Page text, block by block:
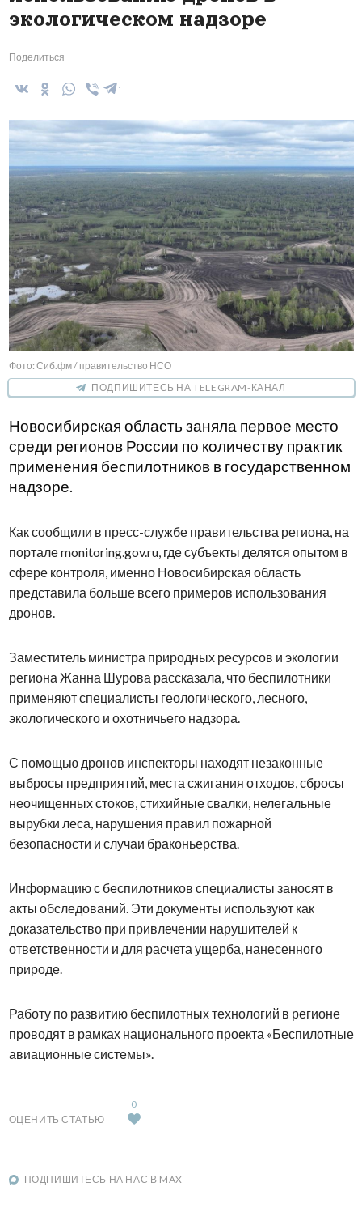
экологическом надзоре
Поделиться
Фото: Сиб.фм / правительство НСО
ПОДПИШИТЕСЬ НА TELEGRAM-КАНАЛ
Новосибирская область заняла первое место
среди регионов России по количеству практик
применения беспилотников в государственном
надзоре.
Как сообщили в пресс-службе правительства региона, на
портале monitoring.gov.ru, где субъекты делятся опытом в
сфере контроля, именно Новосибирская область
представила больше всего примеров использования
дронов.
Заместитель министра природных ресурсов и экологии
региона Жанна Шурова рассказала, что беспилотники
применяют специалисты геологического, лесного,
экологического и охотничьего надзора.
С помощью дронов инспекторы находят незаконные
выбросы предприятий, места сжигания отходов, сбросы
неочищенных стоков, стихийные свалки, нелегальные
вырубки леса, нарушения правил пожарной
безопасности и случаи браконьерства.
Информацию с беспилотников специалисты заносят в
акты обследований. Эти документы используют как
доказательство при привлечении нарушителей к
ответственности и для расчета ущерба, нанесенного
природе.
Работу по развитию беспилотных технологий в регионе
проводят в рамках национального проекта «Беспилотные
авиационные системы».
ОЦЕНИТЬ СТАТЬЮ
0
ПОДПИШИТЕСЬ НА НАС В MAX